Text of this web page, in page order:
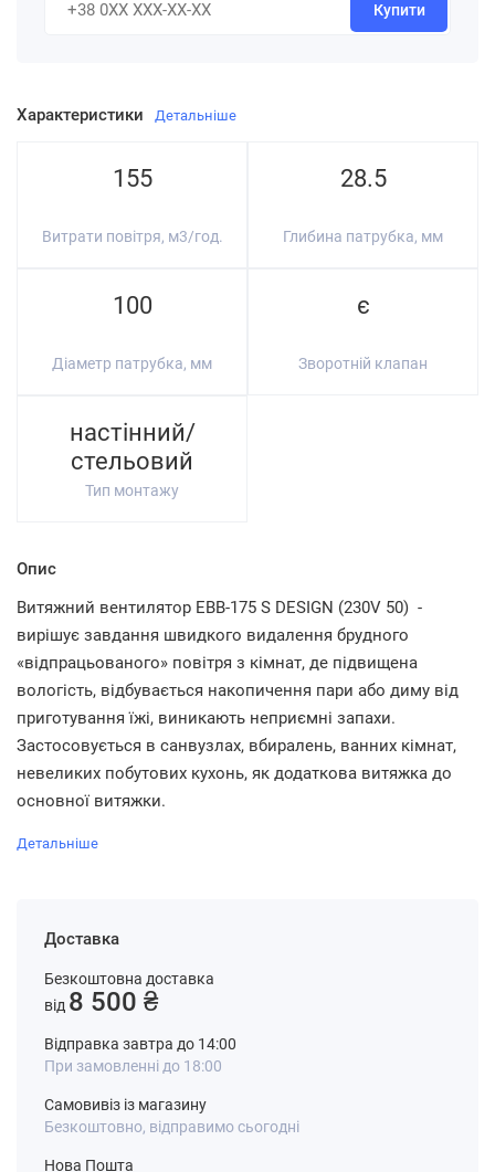
Характеристики Детальніше
155
Витрати повітря, м3/год.
28.5
Глибина патрубка, мм
100
Діаметр патрубка, мм
є
Зворотній клапан
настінний/
стельовий
Тип монтажу
Опис
Витяжний вентилятор EBB-175 S DESIGN (230V 50) -
вирішує завдання швидкого видалення брудного
«відпрацьованого» повітря з кімнат, де підвищена
вологість, відбувається накопичення пари або диму від
приготування їжі, виникають неприємні запахи.
Застосовується в санвузлах, вбиралень, ванних кімнат,
невеликих побутових кухонь, як додаткова витяжка до
основної витяжки.
Детальніше
Доставка
Безкоштовна доставка
від 8 500 ₴
Відправка завтра до 14:00
При замовленні до 18:00
Самовивіз із магазину
Безкоштовно, відправимо сьогодні
Нова Пошта
Купити